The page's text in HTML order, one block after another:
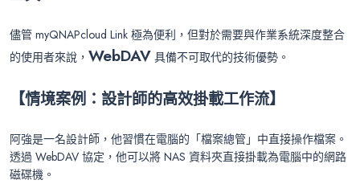
儘管 myQNAPcloud Link 極為便利，但對於需要與作業系統深度整合
的使用者來說， WebDAV 具備不可取代的技術優勢。
【情境案例：設計師的高效掛載工作流】
阿強是一名設計師，他習慣在電腦的「檔案總管」中直接操作檔案。
透過 WebDAV 協定，他可以將 NAS 資料夾直接掛載為電腦中的網路
磁碟機。